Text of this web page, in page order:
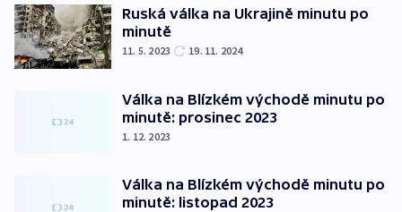
Ruská válka na Ukrajině minutu po
minutě
11. 5. 2023 19. 11. 2024
Válka na Blízkém východě minutu po
minutě: prosinec 2023
1. 12. 2023
Válka na Blízkém východě minutu po
minutě: listopad 2023